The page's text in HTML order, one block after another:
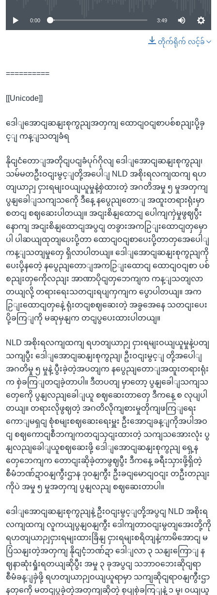
0:00 3:49
တိုက်ရိုက် လင့်ခ်
==========
[[Unicode]]
ဒေါျအောငျဆနျးစုကွညျအတှကျ ထောငျဝငျစာပစ်စညျးပို့ခှ
င့ျ ကန့ျသတျခံရ
နိုငျငံတောျအတိုငျပငျခံပုဂ်ဂိုလျ ဒေါျအောငျဆနျးစုကွညျ၊
သမ်မတဦးဝငျးမွင့ျတို့အပေါျ NLD အစိုးရလကျထကျ ရဟ
တျယာဉျ ငှားရမျးဝယျယူမှုနဲ့စှဲထားတဲ့ အဂတိအမှု ၅ မှုအတှကျ
ပွနျခေါျသကျသကေို ဒီနေ့ နပွေညျတောျ အထူးတရားရုံးမှာ
စတငျ စဈဆေးပါတယျ။ အငျးစိနျထောငျ ပေါကျကှဲမှုဖွဈပွီး
နောကျ အငျးစိနျထောငျအပွငျ တခွားအကဉြျးထောငျတှမှော
ပါ ပါဆယျထုတျပေးပို့တာ ထောငျဝငျစာပေးပို့တာတှအေပေါျ
ကန့ျသတျမှုတှေ ရှိလာပါတယျ။ ဒေါျအောငျဆနျးစုကွညျကို
ပေးပို့နတေဲ့ နပွေညျတောျအကဉြျးထောငျ ထောငျဝငျစာ ပစ်
စညျးတှကေိုလညျး အာဏာပိုငျတှဘေကျက ကန့ျသတျလာ
တယျလို့ တရားရေးသတငျးရပျကှကျက ပွောပါတယျ။ အက
ဉြျးထောငျတှနေဲ့ ရုံးတငျစဈဆေးတဲ့ အခွအေနေ သတငျးပေး
ပို့ခကြျကို မဆုမှနျက တငျပွပေးထားပါတယျ။
NLD အစိုးရလကျထကျ ရဟတျယာဉျ ငှားရမျးဝယျယူမှုနဲ့ပတျ
သကျပွီး ဒေါျအောငျဆနျးစုကွညျ၊ ဦးဝငျးမွင့ျ တို့အပေါျ
အဂတိမှု ၅ မှုနဲ့ ပွီးခဲ့တဲ့အပတျက နပွေညျတောျအထူးတရားရုံး
က စှဲခကြျတငျခဲ့တာပါ။ ဒီတပတျ မှာတော့ ပွနျခေါျသကျသ
တှေကေို ပွနျလညျခေါျယူ စဈဆေးတာတှေ ဒီကနေ့ စ လုပျပါ
တယျ။ တရားလိုဖွဈတဲ့ အဂတိလိုကျစားမှုတိုကျဖကြျရေး
ကောျမရှငျ စုံစမျးစဈဆေးရေးမှူး ဦးအောငျခန့ျကိုအပါအဝ
ငျ စဈကောငျစီဘကျကတငျသှငျးထားတဲ့ သကျသအေားလုံး ပွ
နျလညျခေါျယူစဈဆေးဖို့ ဒေါျအောငျဆနျးစုကွညျ ရှေ့န
တှေဘေကျက တောငျးဆိုခဲ့တာဖွဈပွီး ဒီကနေ့ ခရီးသှားဖို့ရှိတဲ့
စီမံဘဏ်ဍာဝနျကွီးဌာန ဒုဝနျကွီး ဦးခငျမောငျဝငျး တဦးတညျး
ကိုပဲ အမှု ၅ မှုအတှကျ ပွနျလညျ စဈဆေးတာပါ။
ဒေါျအောငျဆနျးစုကွညျနဲ့ ဦးဝငျးမွင့ျတို့အပွငျ NLD အစိုးရ
လကျထကျ လူကယျပွနျဝနျကွီး ဒေါကျတာဝငျးမွတျအေးတို့ကို
ရဟတျယာဉျငှားရမျးထားခြိနျ ငှားရမျးစရိတျနဲ့ကာမိအောငျ မ
ပြံသနျးတဲ့အတှကျ နိုငျငံ့ဘဏ်ဍာ ဒေါျလာ ၃ သနျးကြောျ န
ဈနာဆုံးရှုံးရတယျဆိုပွီး အမှု ၃ ခုအပွငျ သဘာဝဘေးဆိုငျရာ
စီမံခန့ျခှဲဖို့ ရဟတျယာဉျဝယျယူရာမှာ သကျဆိုငျရာဝနျကွီးဌာ
နတှကေို မတငျပွခဲ့တဲ့အတှကျဆိုတဲ့ စှပျစှဲခကြျနဲ့ ၁ မှု၊ ဝယျယူ